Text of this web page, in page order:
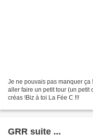
Je ne pouvais pas manquer ça
aller faire un petit tour (un petit
créas !Biz à toi La Fée C !!!
GRR suite ...